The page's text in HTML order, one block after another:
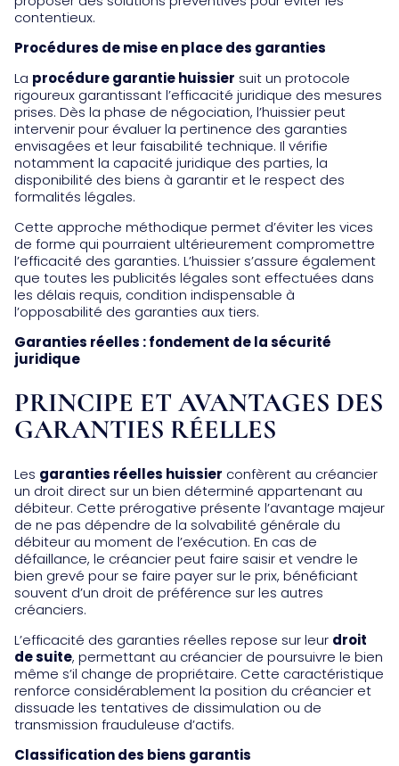
contentieux.
Procédures de mise en place des garanties
La procédure garantie huissier suit un protocole
rigoureux garantissant l’efficacité juridique des mesures
prises. Dès la phase de négociation, l’huissier peut
intervenir pour évaluer la pertinence des garanties
envisagées et leur faisabilité technique. Il vérifie
notamment la capacité juridique des parties, la
disponibilité des biens à garantir et le respect des
formalités légales.
Cette approche méthodique permet d’éviter les vices
de forme qui pourraient ultérieurement compromettre
l’efficacité des garanties. L’huissier s’assure également
que toutes les publicités légales sont effectuées dans
les délais requis, condition indispensable à
l’opposabilité des garanties aux tiers.
Garanties réelles : fondement de la sécurité
juridique
PRINCIPE ET AVANTAGES DES
GARANTIES RÉELLES
Les garanties réelles huissier confèrent au créancier
un droit direct sur un bien déterminé appartenant au
débiteur. Cette prérogative présente l’avantage majeur
de ne pas dépendre de la solvabilité générale du
débiteur au moment de l’exécution. En cas de
défaillance, le créancier peut faire saisir et vendre le
bien grevé pour se faire payer sur le prix, bénéficiant
souvent d’un droit de préférence sur les autres
créanciers.
L’efficacité des garanties réelles repose sur leur droit
de suite, permettant au créancier de poursuivre le bien
même s’il change de propriétaire. Cette caractéristique
renforce considérablement la position du créancier et
dissuade les tentatives de dissimulation ou de
transmission frauduleuse d’actifs.
Classification des biens garantis